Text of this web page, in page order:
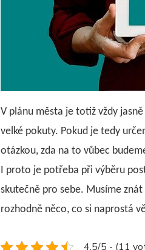
V plánu města je totiž vždy
velké pokuty. Pokud je tedy
otázkou, zda na to vůbec
I proto je potřeba při výběru
skutečně pro sebe. Musíme
rozhodně něco, co si naprostá
4.5/5 - (11